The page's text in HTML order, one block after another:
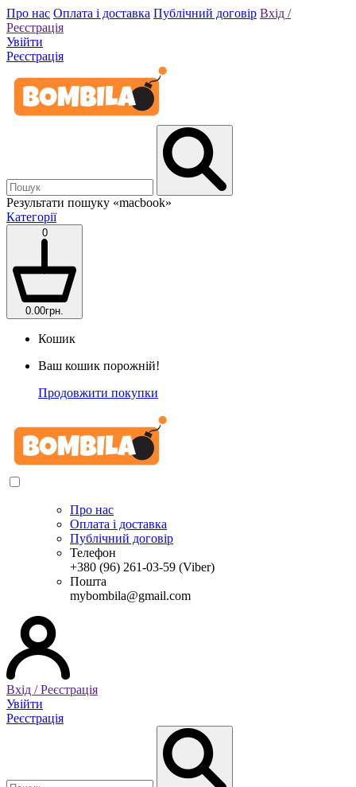
Про нас Оплата і доставка Публічний договір Вхід /
Реєстрація
Увійти
Реєстрація
Результати пошуку «macbook»
Категорії
0
0.00грн.
Кошик
Ваш кошик порожній!
Продовжити покупки
Про нас
Оплата і доставка
Публічний договір
Телефон
+380 (96) 261-03-59 (Viber)
Пошта
mybombila@gmail.com
Вхід / Реєстрація
Увійти
Реєстрація